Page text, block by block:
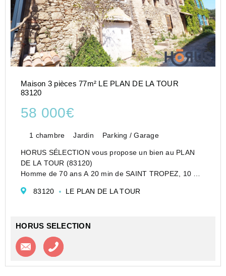
Maison 3 pièces 77m² LE PLAN DE LA TOUR
83120
58 000€
1 chambre Jardin Parking / Garage
HORUS SÉLECTION vous propose un bien au PLAN
DE LA TOUR (83120)
Homme de 70 ans A 20 min de SAINT TROPEZ, 10 min
commerces. Au milieu des vignes dans un hameau de
83120 LE PLAN DE LA TOUR
HORUS SELECTION
Contacter l'agence